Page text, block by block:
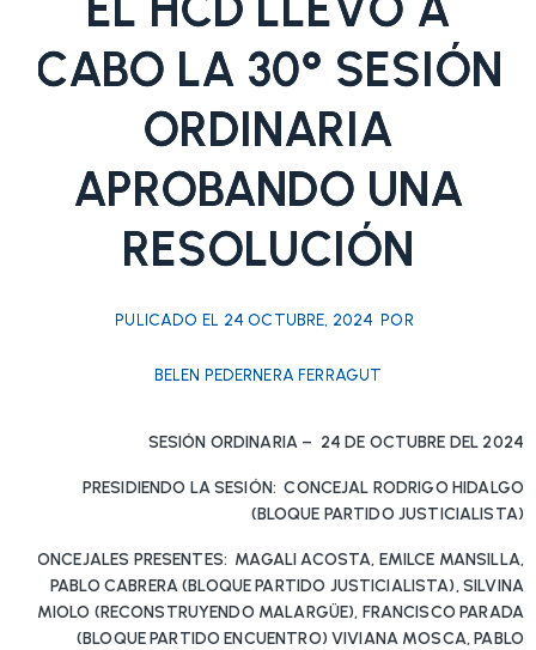
CABO LA 30° SESIÓN
ORDINARIA
APROBANDO UNA
RESOLUCIÓN
PULICADO EL 24 OCTUBRE, 2024 POR
BELEN PEDERNERA FERRAGUT
SESIÓN ORDINARIA – 24 DE OCTUBRE DEL 2024
PRESIDIENDO LA SESIÓN: CONCEJAL RODRIGO HIDALGO
(BLOQUE PARTIDO JUSTICIALISTA)
CONCEJALES PRESENTES: MAGALI ACOSTA, EMILCE MANSILLA,
PABLO CABRERA (BLOQUE PARTIDO JUSTICIALISTA), SILVINA
CAMIOLO (RECONSTRUYENDO MALARGÜE), FRANCISCO PARADA
(BLOQUE PARTIDO ENCUENTRO) VIVIANA MOSCA, PABLO